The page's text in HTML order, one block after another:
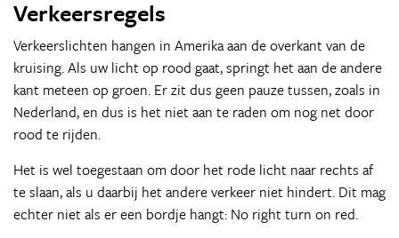
Verkeersregels
Verkeerslichten hangen in Amerika aan de overkant van de
kruising. Als uw licht op rood gaat, springt het aan de andere
kant meteen op groen. Er zit dus geen pauze tussen, zoals in
Nederland, en dus is het niet aan te raden om nog net door
rood te rijden.
Het is wel toegestaan om door het rode licht naar rechts af
te slaan, als u daarbij het andere verkeer niet hindert. Dit mag
echter niet als er een bordje hangt: No right turn on red.